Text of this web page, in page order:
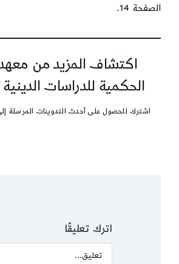
الصفحة 14.
اكتشاف المزيد من
الحكمية للدراسات
اشترك للحصول على أحدث التدوينات المرسلة
اترك تعليقًا
Comment